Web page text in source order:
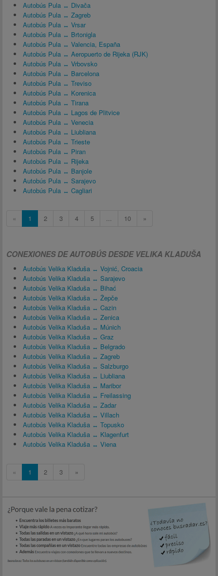
Autobús Pula ↔ Divača
Autobús Pula ↔ Zagreb
Autobús Pula ↔ Vrsar
Autobús Pula ↔ Brtonigla
Autobús Pula ↔ Valencia, España
Autobús Pula ↔ Aeropuerto de Rijeka (RJK)
Autobús Pula ↔ Vrbovsko
Autobús Pula ↔ Barcelona
Autobús Pula ↔ Treviso
Autobús Pula ↔ Korenica
Autobús Pula ↔ Tirana
Autobús Pula ↔ Lagos de Plitvice
Autobús Pula ↔ Venecia
Autobús Pula ↔ Liubliana
Autobús Pula ↔ Trieste
Autobús Pula ↔ Piran
Autobús Pula ↔ Rijeka
Autobús Pula ↔ Banjole
Autobús Pula ↔ Sarajevo
Autobús Pula ↔ Cagliari
« 1 2 3 4 5 ... 10 »
CONEXIONES DE AUTOBÚS DESDE VELIKA KLADUŠA
Autobús Velika Kladuša ↔ Vojnić, Croacia
Autobús Velika Kladuša ↔ Sarajevo
Autobús Velika Kladuša ↔ Bihać
Autobús Velika Kladuša ↔ Žepče
Autobús Velika Kladuša ↔ Cazin
Autobús Velika Kladuša ↔ Zenica
Autobús Velika Kladuša ↔ Múnich
Autobús Velika Kladuša ↔ Graz
Autobús Velika Kladuša ↔ Belgrado
Autobús Velika Kladuša ↔ Zagreb
Autobús Velika Kladuša ↔ Salzburgo
Autobús Velika Kladuša ↔ Liubliana
Autobús Velika Kladuša ↔ Maribor
Autobús Velika Kladuša ↔ Freilassing
Autobús Velika Kladuša ↔ Zadar
Autobús Velika Kladuša ↔ Villach
Autobús Velika Kladuša ↔ Topusko
Autobús Velika Kladuša ↔ Klagenfurt
Autobús Velika Kladuša ↔ Viena
« 1 2 3 »